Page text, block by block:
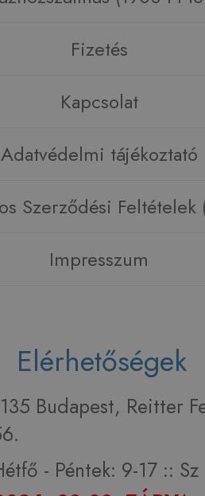
Fizetés
Kapcsolat
Adatvédelmi tájékoztató
Szerződési Feltételek
Impresszum
Elérhetőségek
Budapest, Reitter
- Péntek: 9-17 :: Sz